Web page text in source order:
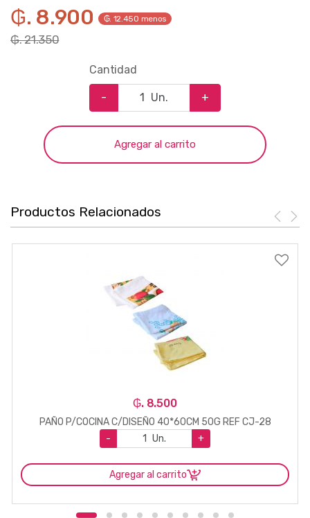
₲. 8.900 ₲. 12.450 menos
₲. 21.350
Cantidad
- Un. +
Agregar al carrito
Productos Relacionados
₲. 8.500
PAÑO P/COCINA C/DISEÑO 40*60CM 50G REF CJ-28
-
Un. +
Agregar al carrito